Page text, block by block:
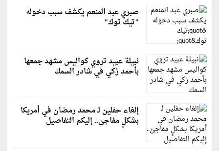
صبري عبد المنعم يكشف سبب دخوله
"تيك توك"
نبيلة عبيد تروي كواليس مشهد جمعها
بأحمد زكي في شادر السمك
إلغاء حفلين لـ محمد رمضان في أمريكا
بشكلٍ مفاجئ.. إليكم التفاصيل